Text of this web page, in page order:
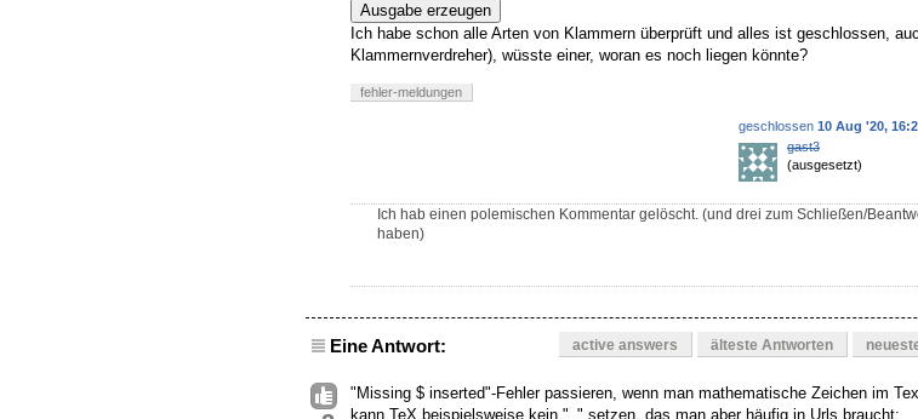
Ausgabe erzeugen
Ich habe schon alle Arten von Klammern überprüft und alles ist geschlossen,
Klammernverdreher), wüsste einer, woran es noch liegen könnte?
fehler-meldungen
geschlossen 10 Aug '20,
gast3
(ausgesetzt)
Ich hab einen polemischen Kommentar gelöscht. (und drei zum Schließen/
haben)
Eine Antwort: active answers älteste Antworten
"Missing $ inserted"-Fehler passieren, wenn man mathematische Zeichen im
kann TeX beispielsweise kein "_" setzen, das man aber häufig in Urls braucht: